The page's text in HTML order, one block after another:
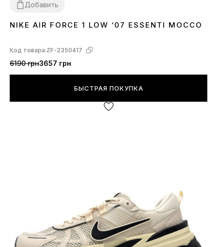
Добавить
3637 4144
NIKE AIR FORCE 1 LOW ‘07 ESSENTI MOCCO
Код товара:ZF-2350417
6190 грн3657 грн
БЫСТРАЯ ПОКУПКА